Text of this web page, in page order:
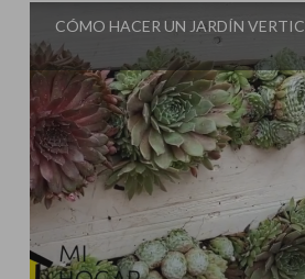
CÓMO HACER UN JARDÍN